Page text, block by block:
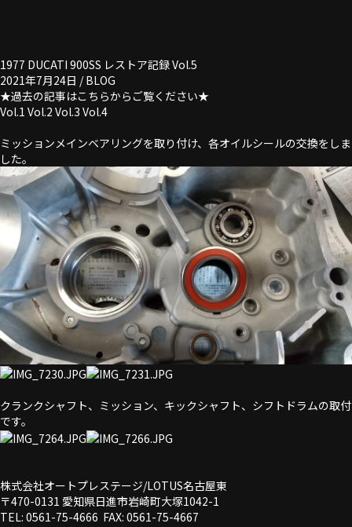
1977 DUCATI 900SS レストア記録 Vol.5
2021年7月24日 /BLOG
★過去の記事はこちらからご覧ください★
Vol.1 Vol.2 Vol.3 Vol.4
ミッションメインベアリングを取り付け、各オイルシールの交換をしま
した。
クランクシャフト、ミッション、キックシャフト、シフトドラムの取付
です。
株式会社オートプレステージ/LOTUS名古屋東
〒470-0131 愛知県日進市岩崎町大塚1042-1
TEL: 0561-75-4666 FAX: 0561-75-4667